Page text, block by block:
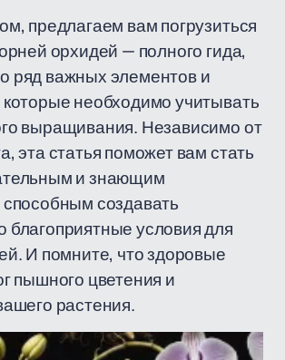
предлагаем вам погрузиться
орхидей — полного гида,
ряд важных элементов и
необходимо учитывать
выращивания. Независимо от
эта статья поможет вам стать
и знающим
создавать
благоприятные условия для
И помните, что здоровые
пышного цветения и
растения.